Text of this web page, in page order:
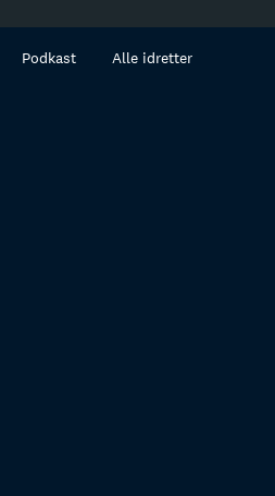
innhold
Podkast Alle idretter